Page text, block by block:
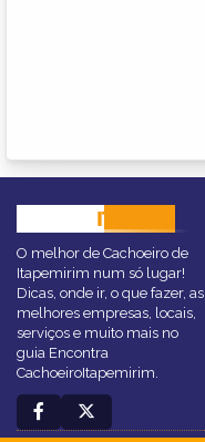
ITAPEMIRIM
O melhor de Cachoeiro de
Itapemirim num só lugar!
Dicas, onde ir, o que fazer, as
melhores empresas, locais,
serviços e muito mais no
guia Encontra
CachoeiroItapemirim.